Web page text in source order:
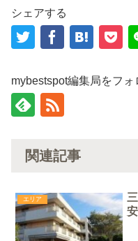
シェアする
mybestspot編集局をフォ
関連記事
エリア